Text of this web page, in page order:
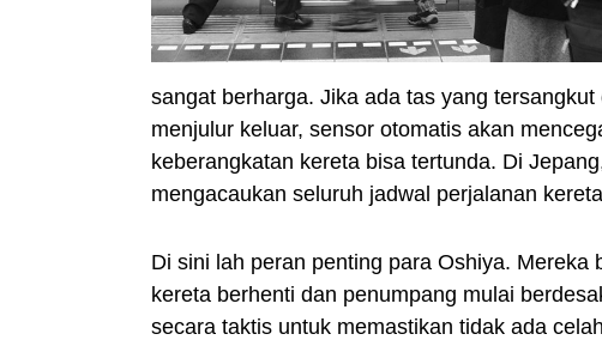
sangat berharga. Jika ada tas yang
menjulur keluar, sensor otomatis akan
keberangkatan kereta bisa tertunda. Di
mengacaukan seluruh jadwal perjalanan
Di sini lah peran penting para Oshiya. Mereka
kereta berhenti dan penumpang mulai
secara taktis untuk memastikan tidak ada